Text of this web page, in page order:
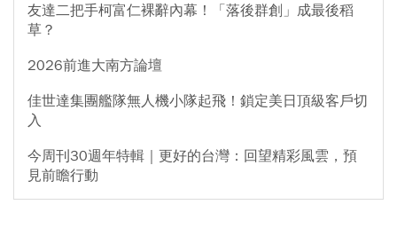
友達二把手柯富仁裸辭內幕！「落後群創」成最後稻
草？
2026前進大南方論壇
佳世達集團艦隊無人機小隊起飛！鎖定美日頂級客戶切
入
今周刊30週年特輯｜更好的台灣：回望精彩風雲，預
見前瞻行動